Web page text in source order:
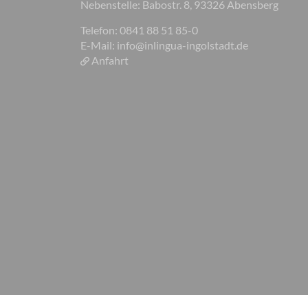
Nebenstelle: Babostr. 8, 93326 Abensberg
Telefon: 0841 88 51 85-0
E-Mail: info@inlingua-ingolstadt.de
Anfahrt